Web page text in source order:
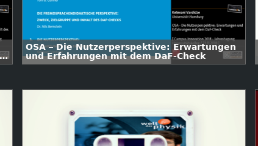
OSA – Die Nutzerperspektive: Erwartungen
und Erfahrungen mit dem DaF-Check